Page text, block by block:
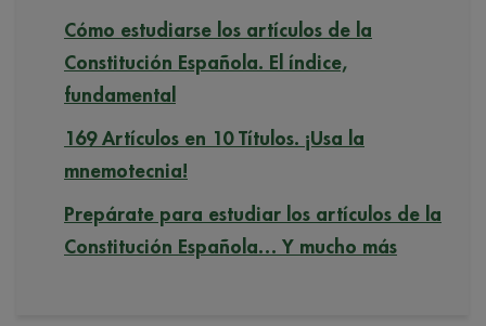
Cómo estudiarse los artículos de la
Constitución Española. El índice,
fundamental
169 Artículos en 10 Títulos. ¡Usa la
mnemotecnia!
Prepárate para estudiar los artículos de la
Constitución Española… Y mucho más